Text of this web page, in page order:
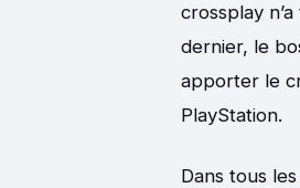
crossplay
dernier, le
apporter le
PlayStation.
Dans tous